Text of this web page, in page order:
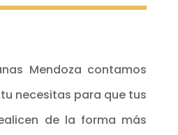
Mendoza contamos
necesitas para que tus
de la forma más